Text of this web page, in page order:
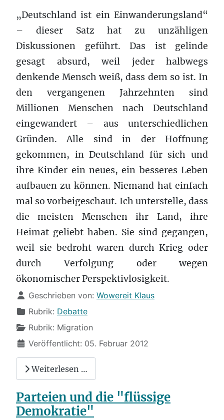
„Deutschland ist ein Einwanderungsland“
– dieser Satz hat zu unzähligen
Diskussionen geführt. Das ist gelinde
gesagt absurd, weil jeder halbwegs
denkende Mensch weiß, dass dem so ist. In
den vergangenen Jahrzehnten sind
Millionen Menschen nach Deutschland
eingewandert – aus unterschiedlichen
Gründen. Alle sind in der Hoffnung
gekommen, in Deutschland für sich und
ihre Kinder ein neues, ein besseres Leben
aufbauen zu können. Niemand hat einfach
mal so vorbeigeschaut. Ich unterstelle, dass
die meisten Menschen ihr Land, ihre
Heimat geliebt haben. Sie sind gegangen,
weil sie bedroht waren durch Krieg oder
durch Verfolgung oder wegen
ökonomischer Perspektivlosigkeit.
DetailsGeschrieben von: Wowereit Klaus
Rubrik: Debatte
Rubrik: Migration
Veröffentlicht: 05. Februar 2012
Weiterlesen …
Parteien und die "flüssige
Demokratie"